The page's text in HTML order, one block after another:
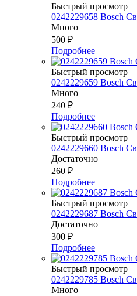
Быстрый просмотр
0242229658 Bosch
Много
500 ₽
Подробнее
Быстрый просмотр
0242229659 Bosch
Много
240 ₽
Подробнее
Быстрый просмотр
0242229660 Bosch
Достаточно
260 ₽
Подробнее
Быстрый просмотр
0242229687 Bosch
Достаточно
300 ₽
Подробнее
Быстрый просмотр
0242229785 Bosch
Много